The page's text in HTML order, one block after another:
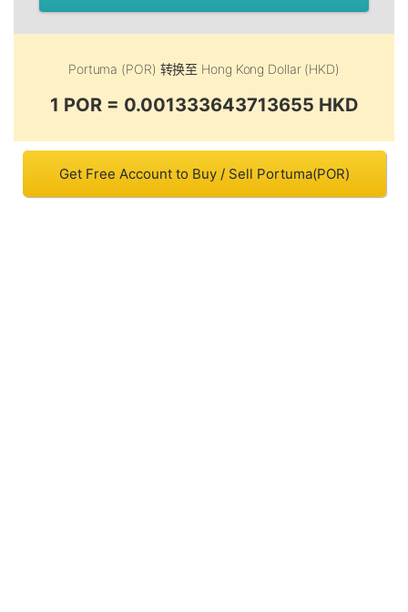
Portuma (POR) 转换至 Hong Kong Dollar (HKD)
1 POR = 0.001333643713655 HKD
Get Free Account to Buy / Sell Portuma(POR)